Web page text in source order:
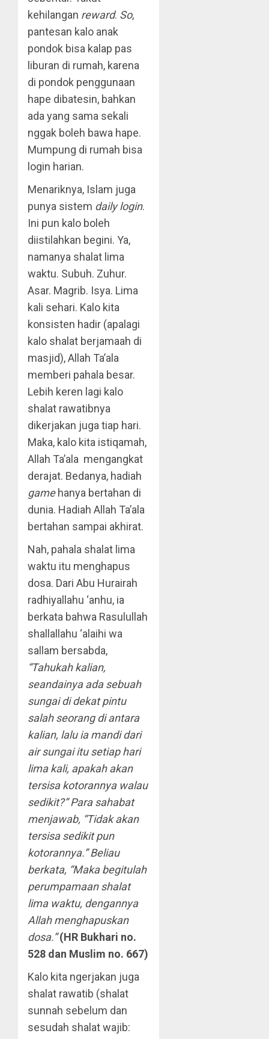
kehilangan reward. So,
pantesan kalo anak
pondok bisa kalap pas
liburan di rumah, karena
di pondok penggunaan
hape dibatesin, bahkan
ada yang sama sekali
nggak boleh bawa hape.
Mumpung di rumah bisa
login harian.
Menariknya, Islam juga
punya sistem daily login.
Ini pun kalo boleh
diistilahkan begini. Ya,
namanya shalat lima
waktu. Subuh. Zuhur.
Asar. Magrib. Isya. Lima
kali sehari. Kalo kita
konsisten hadir (apalagi
kalo shalat berjamaah di
masjid), Allah Ta’ala
memberi pahala besar.
Lebih keren lagi kalo
shalat rawatibnya
dikerjakan juga tiap hari.
Maka, kalo kita istiqamah,
Allah Ta’ala mengangkat
derajat. Bedanya, hadiah
gamehanya bertahan di
dunia. Hadiah Allah Ta’ala
bertahan sampai akhirat.
Nah, pahala shalat lima
waktu itu menghapus
dosa. Dari Abu Hurairah
radhiyallahu ‘anhu, ia
berkata bahwa Rasulullah
shallallahu ‘alaihi wa
sallam bersabda,
“Tahukah kalian,
seandainya ada sebuah
sungai di dekat pintu
salah seorang di antara
kalian, lalu ia mandi dari
air sungai itu setiap hari
lima kali, apakah akan
tersisa kotorannya walau
sedikit?” Para sahabat
menjawab, “Tidak akan
tersisa sedikit pun
kotorannya.” Beliau
berkata, “Maka begitulah
perumpamaan shalat
lima waktu, dengannya
Allah menghapuskan
dosa.” (HR Bukhari no.
528 dan Muslim no. 667)
Kalo kita ngerjakan juga
shalat rawatib (shalat
sunnah sebelum dan
sesudah shalat wajib: